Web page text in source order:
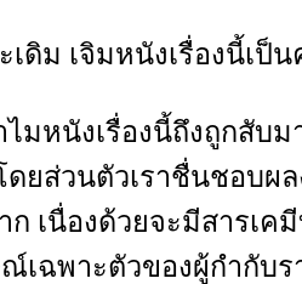
เดิม เจิมหนังเรื่องนี้เป็
มหนังเรื่องนี้ถึงถูกสับ
โดยส่วนตัวเราชื่นชอบผ
ก เนื่องด้วยจะมีสารเค
ณ์เฉพาะตัวของผู้กำกับ